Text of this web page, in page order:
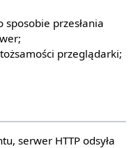
przesłania
przeglądarki;
serwer HTTP odsyła